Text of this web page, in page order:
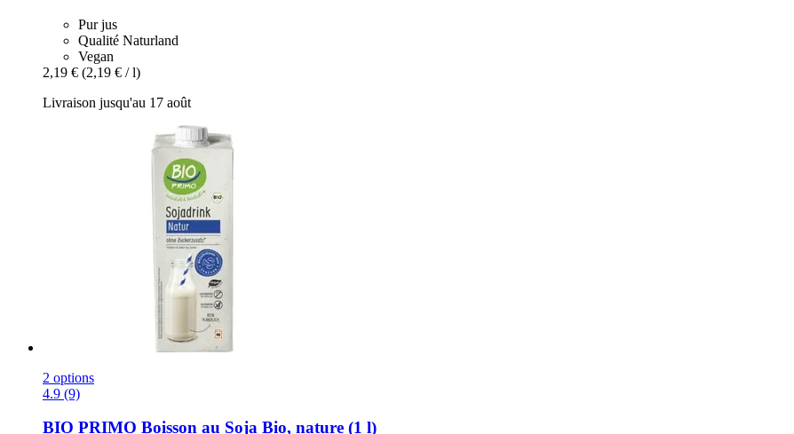
Pur jus
Qualité Naturland
Vegan
2,19 € (2,19 € / l)
Livraison jusqu'au 17 août
2 options
4.9 (9)
BIO PRIMO Boisson au Soja Bio, nature (1 l)